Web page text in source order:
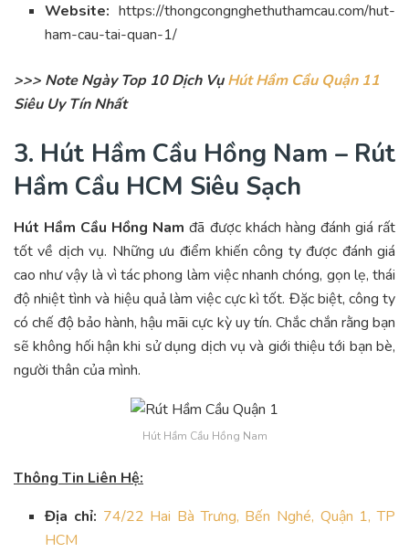
Website: https://thongcongnghethuthamcau.com/hut-
ham-cau-tai-quan-1/
>>> Note Ngày Top 10 Dịch VụHút Hầm Cầu Quận 11
Siêu Uy Tín Nhất
3. Hút Hầm Cầu Hồng Nam – Rút
Hầm Cầu HCM Siêu Sạch
Hút Hầm Cầu Hồng Nam đã được khách hàng đánh giá rất
tốt về dịch vụ. Những ưu điểm khiến công ty được đánh giá
cao như vậy là vì tác phong làm việc nhanh chóng, gọn lẹ, thái
độ nhiệt tình và hiệu quả làm việc cực kì tốt. Đặc biệt, công ty
có chế độ bảo hành, hậu mãi cực kỳ uy tín. Chắc chắn rằng bạn
sẽ không hối hận khi sử dụng dịch vụ và giới thiệu tới bạn bè,
người thân của mình.
Hút Hầm Cầu Hồng Nam
Thông Tin Liên Hệ:
Địa chỉ: 74/22 Hai Bà Trưng, Bến Nghé, Quận 1, TP
HCM